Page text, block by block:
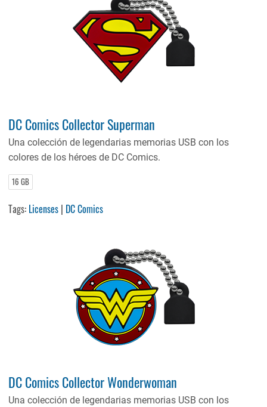
DC Comics Collector Superman
Una colección de legendarias memorias USB con los
colores de los héroes de DC Comics.
16 GB
Tags: Licenses | DC Comics
DC Comics Collector Wonderwoman
Una colección de legendarias memorias USB con los